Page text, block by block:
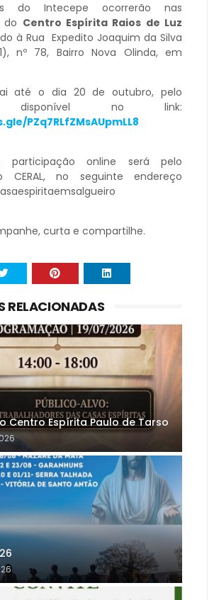
do Intecepe ocorrerão nas
do Centro Espírita Raios de Luz
à Rua Expedito Joaquim da Silva
nº 78, Bairro Nova Olinda, em
até o dia 20 de outubro, pelo
disponível no link:
PZq7RLfZMsAUpmLL8
online será pelo
CERAL, no seguinte endereço
curta e compartilhe.
RELACIONADAS
Centro Espírita Paulo de Tarso